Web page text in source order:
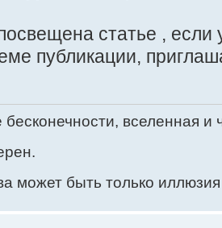
статье , если
публикации,
вселенная и
может быть только